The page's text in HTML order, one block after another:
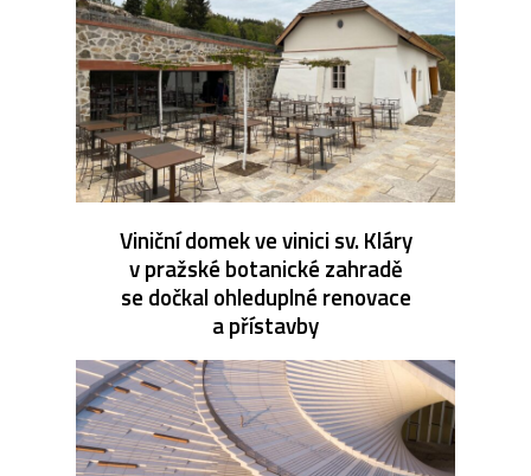
Viniční domek ve vinici sv. Kláry
v pražské botanické zahradě
se dočkal ohleduplné renovace
a přístavby